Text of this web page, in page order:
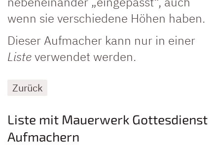
wenn sie verschiedene Höhen haben.
Dieser Aufmacher kann nur in einer
Listeverwendet werden.
Zurück
Liste mit Mauerwerk Gottesdienst
Aufmachern